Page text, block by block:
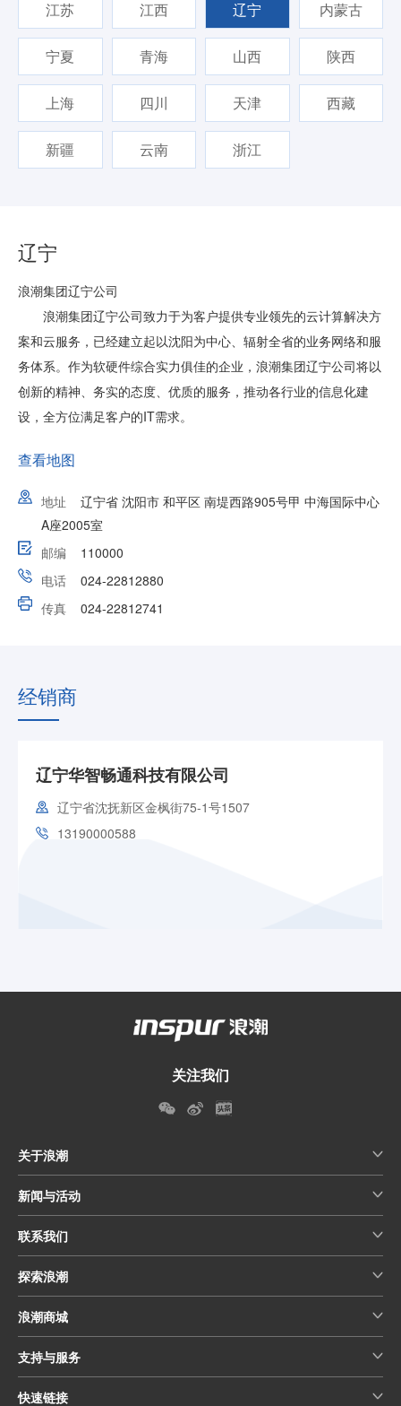
江苏 江西 辽宁 内蒙古
宁夏 青海 山西 陕西
上海 四川 天津 西藏
新疆 云南 浙江
辽宁
浪潮集团辽宁公司
浪潮集团辽宁公司致力于为客户提供专业领先的云计算解决方
案和云服务，已经建立起以沈阳为中心、辐射全省的业务网络和服
务体系。作为软硬件综合实力俱佳的企业，浪潮集团辽宁公司将以
创新的精神、务实的态度、优质的服务，推动各行业的信息化建
设，全方位满足客户的IT需求。
查看地图
地址
辽宁省 沈阳市 和平区 南堤西路905号甲 中海国际中心
A座2005室
邮编
110000
电话
024-22812880
传真
024-22812741
经销商
辽宁华智畅通科技有限公司
辽宁省沈抚新区金枫街75-1号1507
13190000588
关注我们
关于浪潮
新闻与活动
联系我们
探索浪潮
浪潮商城
支持与服务
快速链接